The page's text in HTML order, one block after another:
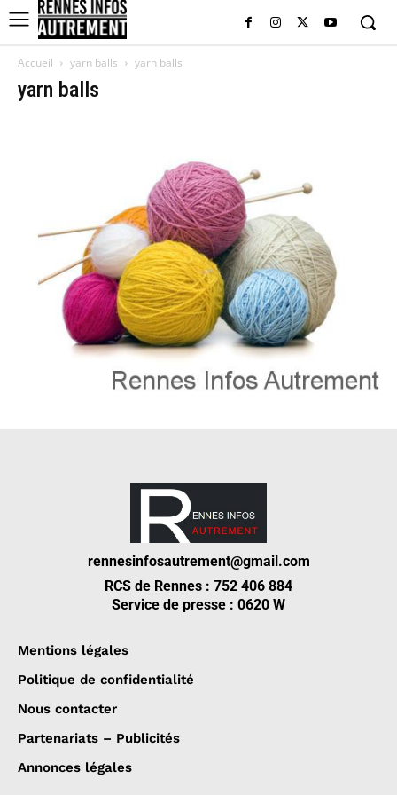
Accueil yarn balls yarn balls
yarn balls
rennesinfosautrement@gmail.com
RCS de Rennes : 752 406 884
Service de presse : 0620 W
Mentions légales
Politique de confidentialité
Nous contacter
Partenariats – Publicités
Annonces légales